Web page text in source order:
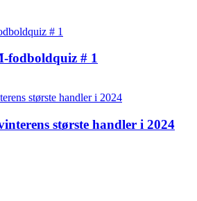
fodboldquiz # 1
største handler i 2024